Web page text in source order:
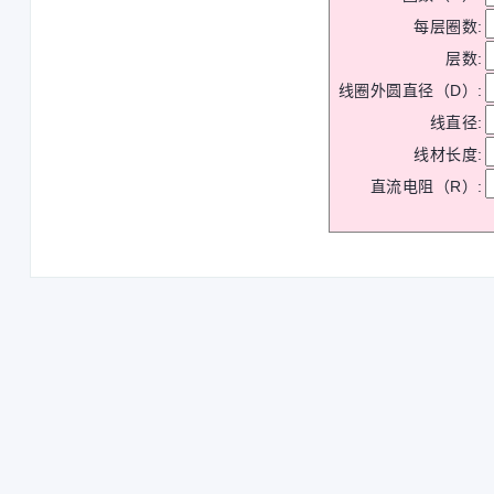
每层圈数:
层数:
线圈外圆直径（D）:
线直径:
线材长度:
直流电阻（R）: